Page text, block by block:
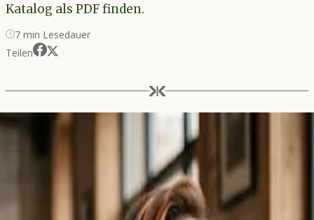
Katalog als PDF finden.
7 min Lesedauer
Teilen
Finanzleser-Redaktion.
Verantwortlich für den Inhalt: Finconext GmbH, Frankfurt am Main.